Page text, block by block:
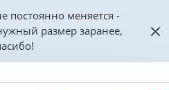
постоянно меняется -
размер заранее,